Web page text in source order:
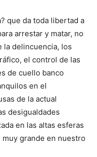
que da toda libertad a
arrestar y matar, no
la delincuencia, los
el control de las
de cuello banco
en el
de la actual
desigualdades
en las altas esferas
muy grande en nuestro